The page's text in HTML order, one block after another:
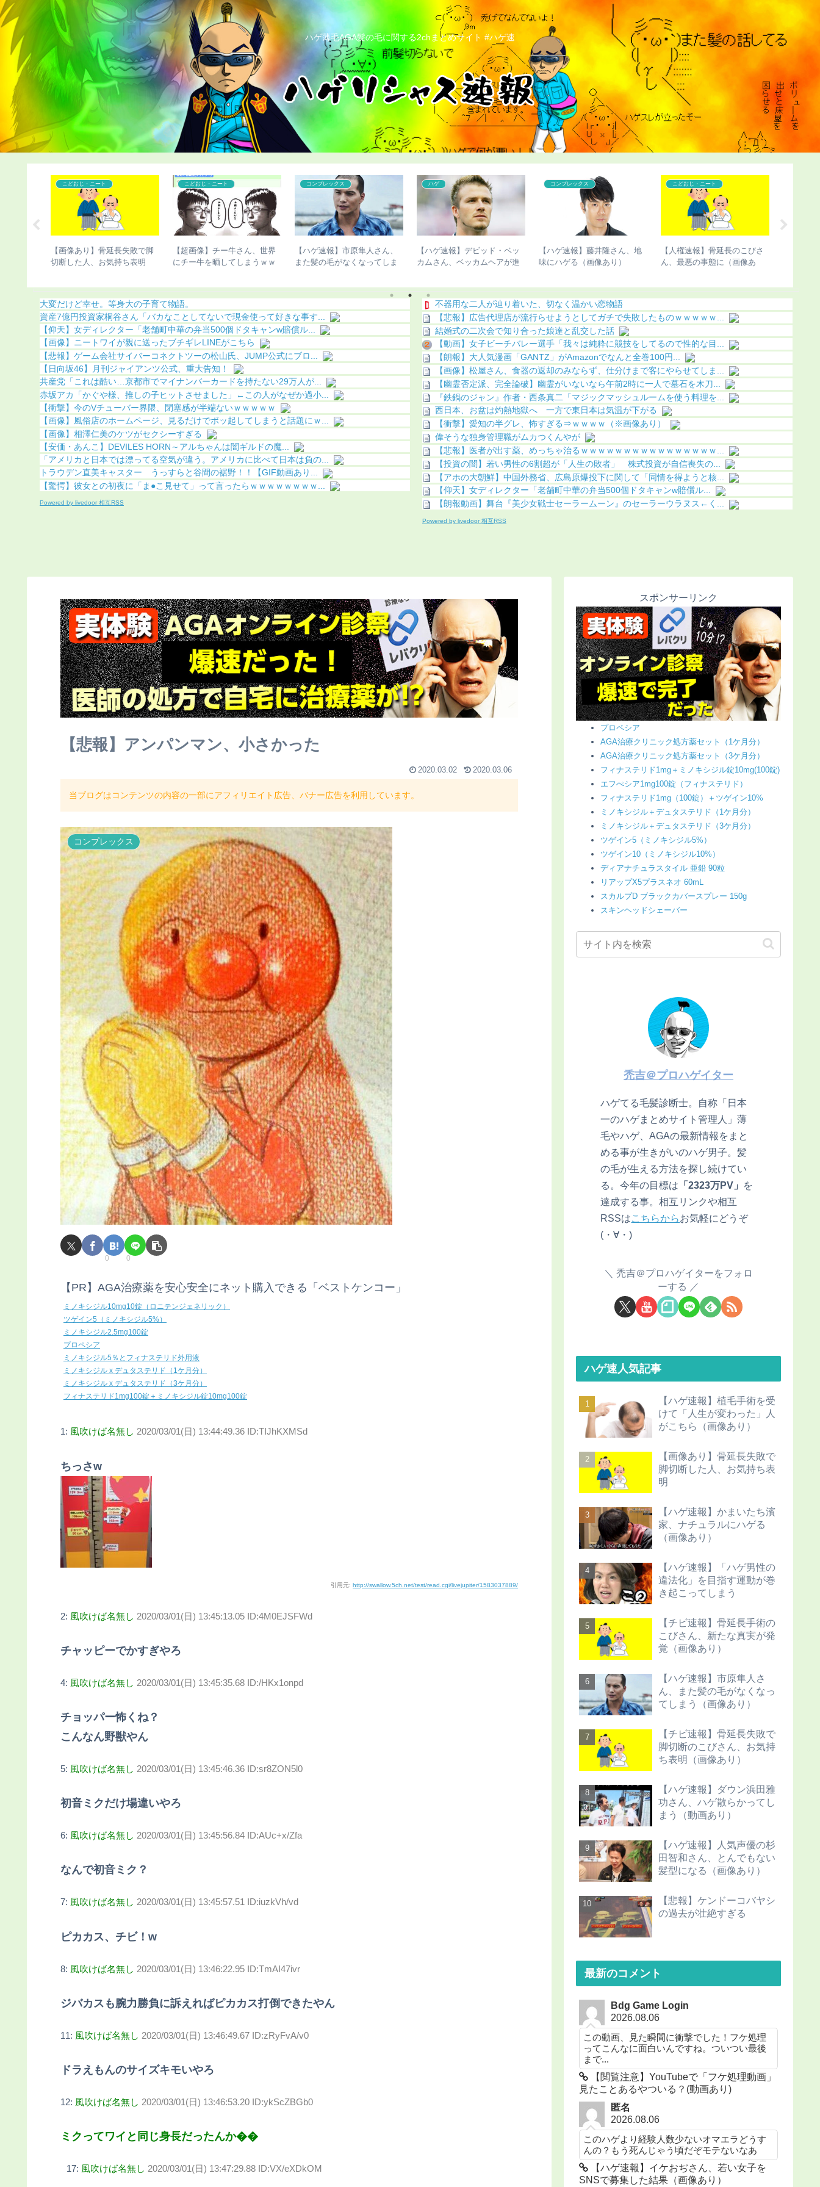
ハゲ薄毛AGA髪の毛に関する2chまとめサイト #ハゲ速
こどおじ・ニート
【画像あり】骨延長失敗で脚
切断した人、お気持ち表明
こどおじ・ニート
【超画像】チー牛さん、世界
にチー牛を晒してしまうｗｗ
コンプレックス
【ハゲ速報】市原隼人さん、
また髪の毛がなくなってしま
ハゲ
【ハゲ速報】デビッド・ベッ
カムさん、ベッカムヘアが進
コンプレックス
【ハゲ速報】藤井隆さん、地
味にハゲる（画像あり）
こどおじ・ニート
【人権速報】骨延長のこびさ
ん、最悪の事態に（画像あ
大変だけど幸せ。等身大の子育て物語。
資産7億円投資家桐谷さん「バカなことしてないで現金使って好きな事す...
【仰天】女ディレクター「老舗町中華の弁当500個ドタキャンw賠償ル...
【画像】ニートワイが親に送ったブチギレLINEがこちら
【悲報】ゲーム会社サイバーコネクトツーの松山氏、JUMP公式にブロ...
【日向坂46】月刊ジャイアンツ公式、重大告知！
共産党「これは酷い…京都市でマイナンバーカードを持たない29万人が...
赤坂アカ「かぐや様、推しの子ヒットさせました」←この人がなぜか過小...
【衝撃】今のVチューバー界隈、閉塞感が半端ないｗｗｗｗｗ
【画像】風俗店のホームページ、見るだけでボッ起してしまうと話題にｗ...
【画像】相澤仁美のケツがセクシーすぎる
【安価・あんこ】DEVILES HORN～アルちゃんは闇ギルドの魔...
「アメリカと日本では漂ってる空気が違う。アメリカに比べて日本は負の...
トラウデン直美キャスター うっすらと谷間の裾野！！【GIF動画あり...
【驚愕】彼女との初夜に「ま●こ見せて」って言ったらｗｗｗｗｗｗｗｗ...
Powered by livedoor 相互RSS
不器用な二人が辿り着いた、切なく温かい恋物語
【悲報】広告代理店が流行らせようとしてガチで失敗したものｗｗｗｗｗ...
結婚式の二次会で知り合った娘達と乱交した話
【動画】女子ビーチバレー選手「我々は純粋に競技をしてるので性的な目...
【朗報】大人気漫画「GANTZ」がAmazonでなんと全巻100円...
【画像】松屋さん、食器の返却のみならず、仕分けまで客にやらせてしま...
【幽霊否定派、完全論破】幽霊がいないなら午前2時に一人で墓石を木刀...
『鉄鍋のジャン』作者・西条真二「マジックマッシュルームを使う料理を...
西日本、お盆は灼熱地獄へ 一方で東日本は気温が下がる
【衝撃】愛知の半グレ、怖すぎる⇒ｗｗｗｗ（※画像あり）
偉そうな独身管理職がムカつくんやが
【悲報】医者が出す薬、めっちゃ治るｗｗｗｗｗｗｗｗｗｗｗｗｗｗｗｗ...
【投資の闇】若い男性の6割超が「人生の敗者」 株式投資が自信喪失の...
【アホの大朝鮮】中国外務省、広島原爆投下に関して「同情を得ようと核...
【仰天】女ディレクター「老舗町中華の弁当500個ドタキャンw賠償ル...
【朗報動画】舞台『美少女戦士セーラームーン』のセーラーウラヌス←く...
Powered by livedoor 相互RSS
【悲報】アンパンマン、小さかった
2020.03.02 2020.03.06
当ブログはコンテンツの内容の一部にアフィリエイト広告、バナー広告を利用しています。
コンプレックス
0 0
【PR】AGA治療薬を安心安全にネット購入できる「ベストケンコー」
ミノキシジル10mg10錠（ロニテンジェネリック）
ツゲイン5（ミノキシジル5%）
ミノキシジル2.5mg100錠
プロペシア
ミノキシジル5％とフィナステリド外用液
ミノキシジル x デュタステリド（1ケ月分）
ミノキシジル x デュタステリド（3ケ月分）
フィナステリド1mg100錠＋ミノキシジル錠10mg100錠
1: 風吹けば名無し 2020/03/01(日) 13:44:49.36 ID:TIJhKXMSd
ちっさw
引用元: http://swallow.5ch.net/test/read.cgi/livejupiter/1583037889/
2: 風吹けば名無し 2020/03/01(日) 13:45:13.05 ID:4M0EJSFWd
チャッピーでかすぎやろ
4: 風吹けば名無し 2020/03/01(日) 13:45:35.68 ID:/HKx1onpd
チョッパー怖くね？
こんなん野獣やん
5: 風吹けば名無し 2020/03/01(日) 13:45:46.36 ID:sr8ZON5l0
初音ミクだけ場違いやろ
6: 風吹けば名無し 2020/03/01(日) 13:45:56.84 ID:AUc+x/Zfa
なんで初音ミク？
7: 風吹けば名無し 2020/03/01(日) 13:45:57.51 ID:iuzkVh/vd
ピカカス、チビ！w
8: 風吹けば名無し 2020/03/01(日) 13:46:22.95 ID:TmAI47ivr
ジバカスも腕力勝負に訴えればピカカス打倒できたやん
11: 風吹けば名無し 2020/03/01(日) 13:46:49.67 ID:zRyFvA/v0
ドラえもんのサイズキモいやろ
12: 風吹けば名無し 2020/03/01(日) 13:46:53.20 ID:ykScZBGb0
ミクってワイと同じ身長だったんか��
17: 風吹けば名無し 2020/03/01(日) 13:47:29.88 ID:VX/eXDkOM
スポンサーリンク
プロペシア
AGA治療クリニック処方薬セット（1ケ月分）
AGA治療クリニック処方薬セット（3ケ月分）
フィナステリド1mg＋ミノキシジル錠10mg(100錠)
エフぺシア1mg100錠（フィナステリド）
フィナステリド1mg（100錠）＋ツゲイン10%
ミノキシジル＋デュタステリド（1ケ月分）
ミノキシジル＋デュタステリド（3ケ月分）
ツゲイン5（ミノキシジル5%）
ツゲイン10（ミノキシジル10%）
ディアナチュラスタイル 亜鉛 90粒
リアップX5プラスネオ 60mL
スカルプD ブラックカバースプレー 150g
スキンヘッドシェーバー
禿吉＠プロハゲイター
ハゲてる毛髪診断士。自称「日本
一のハゲまとめサイト管理人」薄
毛やハゲ、AGAの最新情報をまと
める事が生きがいのハゲ男子。髪
の毛が生える方法を探し続けてい
る。今年の目標は 「2323万PV」 を
達成する事。相互リンクや相互
RSSはこちらからお気軽にどうぞ
(・∀・)
禿吉＠プロハゲイターをフォロ
ーする
ハゲ速人気記事
【ハゲ速報】植毛手術を受
けて「人生が変わった」人
がこちら（画像あり）
【画像あり】骨延長失敗で
脚切断した人、お気持ち表
明
【ハゲ速報】かまいたち濱
家、ナチュラルにハゲる
（画像あり）
【ハゲ速報】「ハゲ男性の
違法化」を目指す運動が巻
き起こってしまう
【チビ速報】骨延長手術の
こびさん、新たな真実が発
覚（画像あり）
【ハゲ速報】市原隼人さ
ん、また髪の毛がなくなっ
てしまう（画像あり）
【チビ速報】骨延長失敗で
脚切断のこびさん、お気持
ち表明（画像あり）
【ハゲ速報】ダウン浜田雅
功さん、ハゲ散らかってし
まう（動画あり）
【ハゲ速報】人気声優の杉
田智和さん、とんでもない
髪型になる（画像あり）
【悲報】ケンドーコバヤシ
の過去が壮絶すぎる
最新のコメント
Bdg Game Login
2026.08.06
この動画、見た瞬間に衝撃でした！フケ処理
ってこんなに面白いんですね。ついつい最後
まで...
【閲覧注意】YouTubeで「フケ処理動画」
見たことあるやついる？(動画あり)
匿名
2026.08.06
このハゲより経験人数少ないオマエラどうす
んの？もう死んじゃう頃だぞモテないなあ
【ハゲ速報】イケおぢさん、若い女子を
SNSで募集した結果（画像あり）